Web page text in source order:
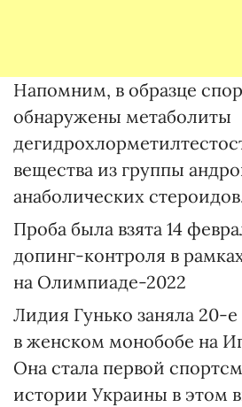
Напомним, в образце
обнаружены метаболиты
вещества из группы
анаболических
Проба была взята 14
допинг-контроля в
на Олимпиаде-2022
Лидия Гунько заняла 20-
в женском монобобе на
Она стала первой
истории Украины в этом